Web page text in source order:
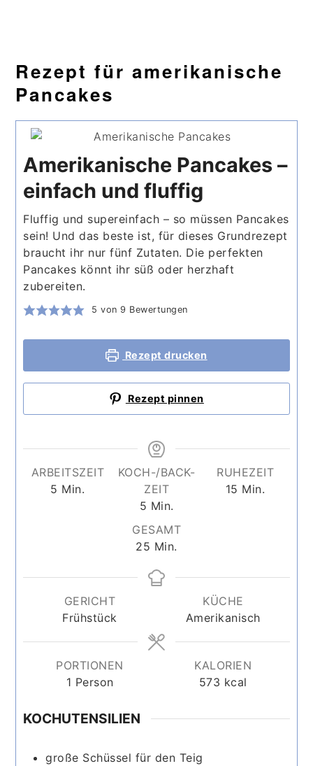
Rezept für amerikanische
Pancakes
Amerikanische Pancakes –
einfach und fluffig
Fluffig und supereinfach – so müssen Pancakes
sein! Und das beste ist, für dieses Grundrezept
braucht ihr nur fünf Zutaten. Die perfekten
Pancakes könnt ihr süß oder herzhaft
zubereiten.
5 von9 Bewertungen
Rezept drucken
Rezept pinnen
ARBEITSZEIT
5 Minuten
Min.
KOCH-/BACK-
ZEIT
5 Minuten
Min.
RUHEZEIT
15 Minuten
Min.
GESAMT
25 Minuten
Min.
GERICHT
Frühstück
KÜCHE
Amerikanisch
PORTIONEN
1 Person
KALORIEN
573 kcal
KOCHUTENSILIEN
große Schüssel für den Teig